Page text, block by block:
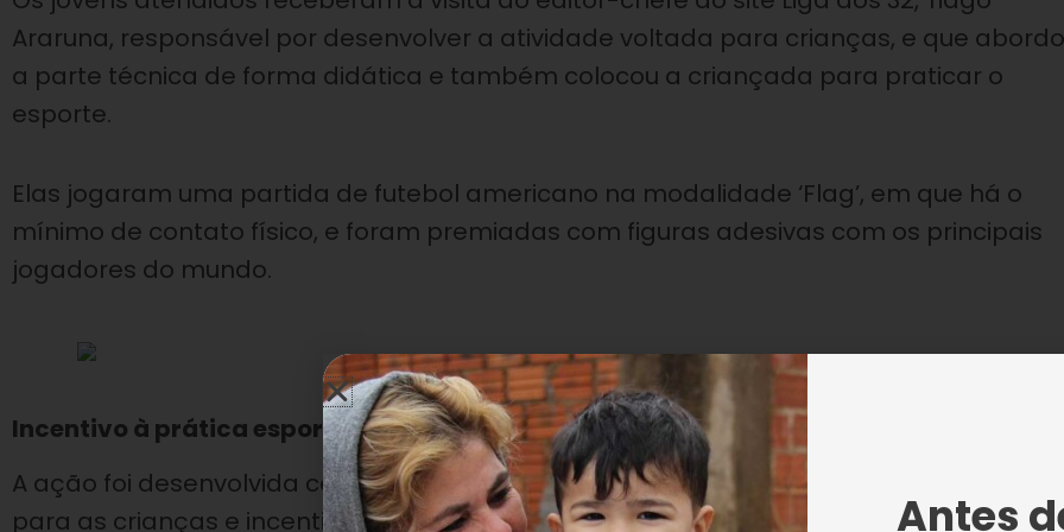
Araruna, responsável por desenvolver a atividade voltada para crianças, e que
a parte técnica de forma didática e também colocou a criançada para praticar o
esporte.
Elas jogaram uma partida de futebol americano na modalidade ‘Flag’, em que há o
mínimo de contato físico, e foram premiadas com figuras adesivas com os principais
jogadores do mundo.
Incentivo à prática esportiva
A ação foi desenvolvida com a intenção de apresentar mais uma modalidade esportiva
para as crianças e incentivar a prática do esporte, que pode despertar talentos.
Antes